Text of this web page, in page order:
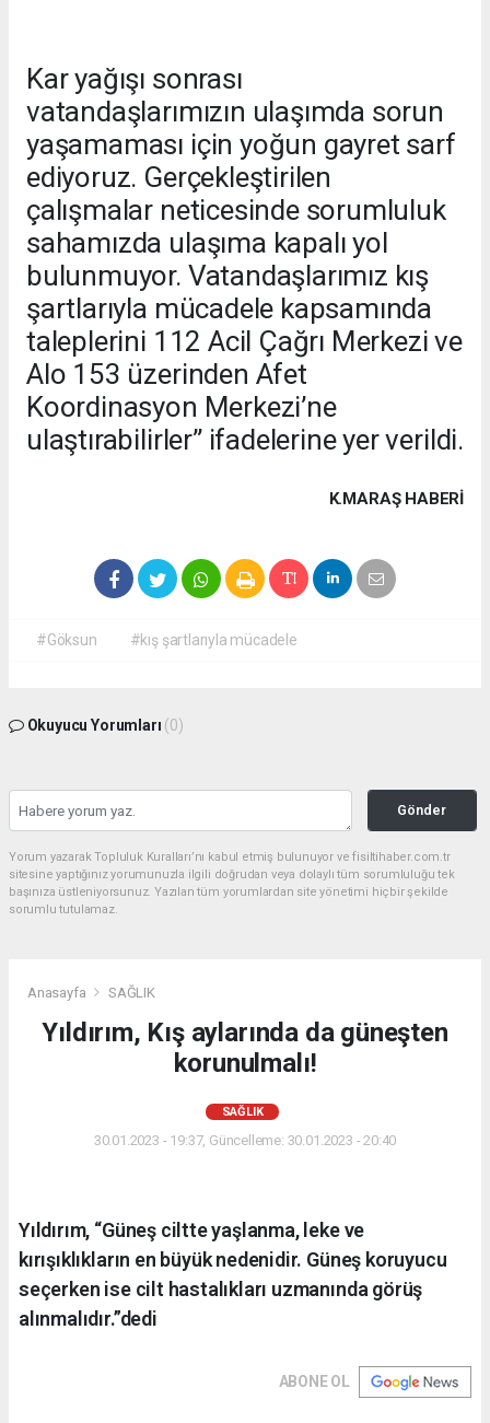
Kar yağışı sonrası
vatandaşlarımızın ulaşımda sorun
yaşamaması için yoğun gayret sarf
ediyoruz. Gerçekleştirilen
çalışmalar neticesinde sorumluluk
sahamızda ulaşıma kapalı yol
bulunmuyor. Vatandaşlarımız kış
şartlarıyla mücadele kapsamında
taleplerini 112 Acil Çağrı Merkezi ve
Alo 153 üzerinden Afet
Koordinasyon Merkezi’ne
ulaştırabilirler” ifadelerine yer verildi.
K.MARAŞ HABERİ
#Göksun #kış şartlarıyla mücadele
Okuyucu Yorumları (0)
Gönder
Yorum yazarak Topluluk Kuralları’nı kabul etmiş bulunuyor ve fisiltihaber.com.tr
sitesine yaptığınız yorumunuzla ilgili doğrudan veya dolaylı tüm sorumluluğu tek
başınıza üstleniyorsunuz. Yazılan tüm yorumlardan site yönetimi hiçbir şekilde
sorumlu tutulamaz.
Anasayfa SAĞLIK
Yıldırım, Kış aylarında da güneşten
korunulmalı!
SAĞLIK
30.01.2023 - 19:37, Güncelleme: 30.01.2023 - 20:40
Yıldırım, “Güneş ciltte yaşlanma, leke ve
kırışıklıkların en büyük nedenidir. Güneş koruyucu
seçerken ise cilt hastalıkları uzmanında görüş
alınmalıdır.”dedi
ABONE OL